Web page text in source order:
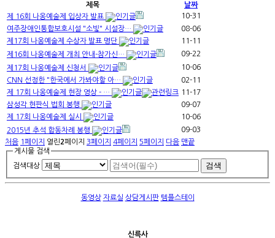
제목
날짜
제 16회 나옹예술제 입상자 발표
10-31
여주장애인통합보호시설 "소빛" 시설장…
08-06
제17회 나옹예술제 수상자 발표 명단
11-11
제16회 나옹예술제 개최 안내-참가신…
09-22
제17회 나옹예술제 신청서
10-06
CNN 선정한 "한국에서 가봐야할 아…
02-11
제 17회 나옹예술제 현장 영상 - …
11-17
삼성각 현판식 법회 봉행
09-07
제 17회 나옹예술제 실시
10-06
2015년 추석 합동차례 봉행
09-03
처음 1 페이지 열린2페이지 3페이지 4페이지 5페이지 다음 맨끝
게시물 검색
검색대상
동영상 자료실 상담게시판 템플스테이
신륵사